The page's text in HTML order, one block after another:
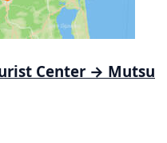
Center → Mutsu